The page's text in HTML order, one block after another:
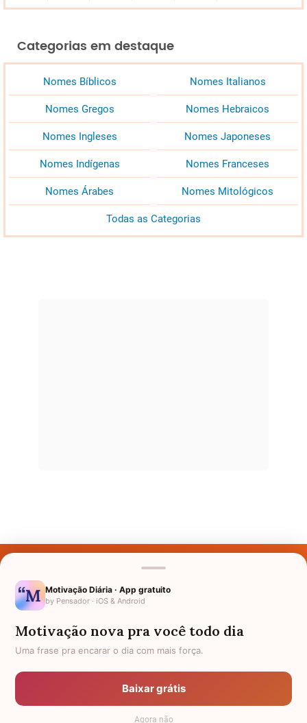
Categorias em destaque
Nomes Bíblicos Nomes Italianos
Nomes Gregos Nomes Hebraicos
Nomes Ingleses Nomes Japoneses
Nomes Indígenas Nomes Franceses
Nomes Árabes Nomes Mitológicos
Todas as Categorias
Nomes pelo Mundo
Política de Privacidade
Anuncie
Motivação Diária · App gratuito
by Pensador · iOS & Android
Motivação nova pra você todo dia
Uma frase pra encarar o dia com mais força.
Baixar grátis
Agora não